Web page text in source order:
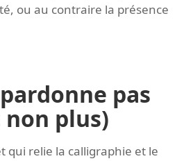
ou au contraire la présence
pas
plus)
qui relie la calligraphie et le